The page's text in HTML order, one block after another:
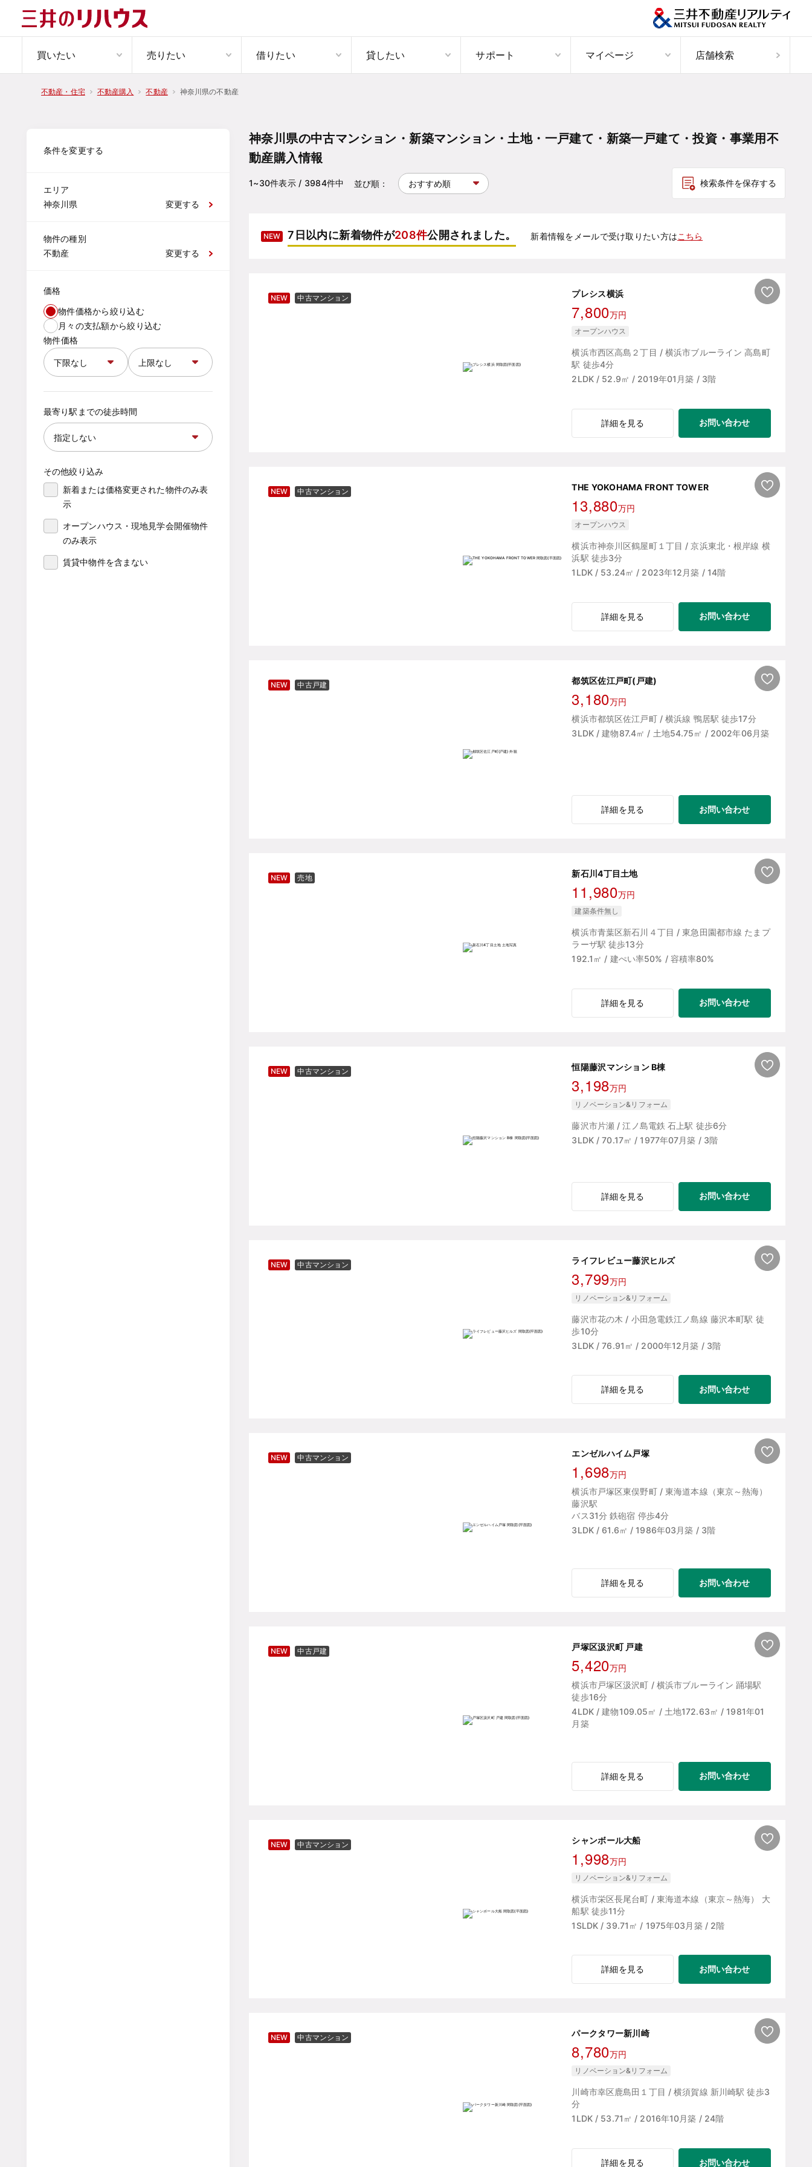
買いたい 売りたい 借りたい 貸したい サポート マイページ 店舗検索
不動産・住宅 不動産購入 不動産 神奈川県の不動産
条件を変更する
エリア
神奈川県
変更する
物件の種別
不動産
変更する
価格
物件価格から絞り込む
月々の支払額から絞り込む
物件価格
最寄り駅までの徒歩時間
その他絞り込み
新着または価格変更された物件のみ表
示
オープンハウス・現地見学会開催物件
のみ表示
賃貸中物件を含まない
神奈川県の中古マンション・新築マンション・土地・一戸建て・新築一戸建て・投資・事業用不
動産購入情報
1~30件表示/ 3984件中 並び順： 検索条件を保存する
NEW 7日以内に新着物件が208件公開されました。 新着情報をメールで受け取りたい方はこちら
NEW 中古マンション プレシス横浜
7,800万円
オープンハウス
横浜市西区高島２丁目 / 横浜市ブルーライン 高島町
駅 徒歩4分
2LDK / 52.9㎡ / 2019年01月築 / 3階
詳細を見る お問い合わせ
NEW 中古マンション THE YOKOHAMA FRONT TOWER
13,880万円
オープンハウス
横浜市神奈川区鶴屋町１丁目 / 京浜東北・根岸線 横
浜駅 徒歩3分
1LDK / 53.24㎡ / 2023年12月築 / 14階
詳細を見る お問い合わせ
NEW 中古戸建 都筑区佐江戸町(戸建)
3,180万円
横浜市都筑区佐江戸町 / 横浜線 鴨居駅 徒歩17分
3LDK / 建物87.4㎡ / 土地54.75㎡ / 2002年06月築
詳細を見る お問い合わせ
NEW 売地 新石川4丁目土地
11,980万円
建築条件無し
横浜市青葉区新石川４丁目 / 東急田園都市線 たまプ
ラーザ駅 徒歩13分
192.1㎡ / 建ぺい率50% / 容積率80%
詳細を見る お問い合わせ
NEW 中古マンション 恒陽藤沢マンション B棟
3,198万円
リノベーション&リフォーム
藤沢市片瀬 / 江ノ島電鉄 石上駅 徒歩6分
3LDK / 70.17㎡ / 1977年07月築 / 3階
詳細を見る お問い合わせ
NEW 中古マンション ライフレビュー藤沢ヒルズ
3,799万円
リノベーション&リフォーム
藤沢市花の木 / 小田急電鉄江ノ島線 藤沢本町駅 徒
歩10分
3LDK / 76.91㎡ / 2000年12月築 / 3階
詳細を見る お問い合わせ
NEW 中古マンション エンゼルハイム戸塚
1,698万円
横浜市戸塚区東俣野町 / 東海道本線（東京～熱海）
藤沢駅
バス31分 鉄砲宿 停歩4分
3LDK / 61.6㎡ / 1986年03月築 / 3階
詳細を見る お問い合わせ
NEW 中古戸建 戸塚区汲沢町 戸建
5,420万円
横浜市戸塚区汲沢町 / 横浜市ブルーライン 踊場駅
徒歩16分
4LDK / 建物109.05㎡ / 土地172.63㎡ / 1981年01
月築
詳細を見る お問い合わせ
NEW 中古マンション シャンボール大船
1,998万円
リノベーション&リフォーム
横浜市栄区長尾台町 / 東海道本線（東京～熱海） 大
船駅 徒歩11分
1SLDK / 39.71㎡ / 1975年03月築 / 2階
詳細を見る お問い合わせ
NEW 中古マンション パークタワー新川崎
8,780万円
リノベーション&リフォーム
川崎市幸区鹿島田１丁目 / 横須賀線 新川崎駅 徒歩3
分
1LDK / 53.71㎡ / 2016年10月築 / 24階
詳細を見る お問い合わせ